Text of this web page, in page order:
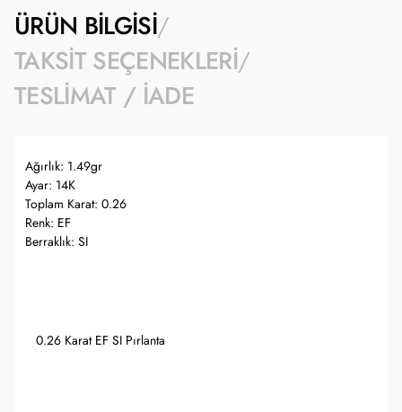
ÜRÜN BILGISI
TAKSIT SEÇENEKLERI
TESLIMAT / İADE
Ağırlık: 1.49gr
Ayar: 14K
Toplam Karat: 0.26
Renk: EF
Berraklık: SI
0.26 Karat EF SI Pırlanta